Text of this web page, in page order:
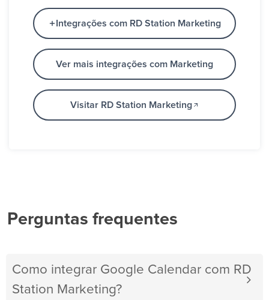
Integrações com RD Station Marketing
Ver mais integrações com Marketing
Visitar RD Station Marketing
Perguntas frequentes
Como integrar Google Calendar com RD
Station Marketing?